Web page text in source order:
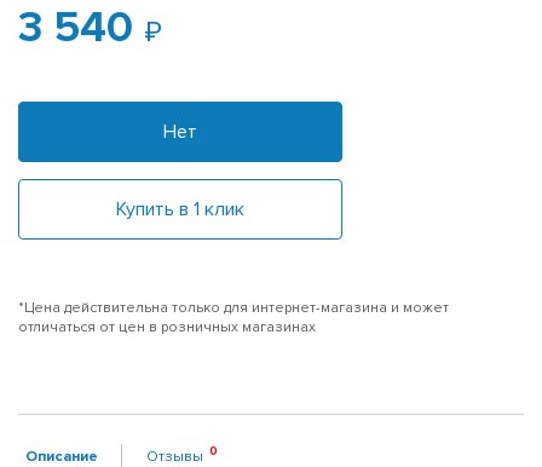
3 540
Нет
Купить в 1 клик
*Цена действительна только для интернет-магазина и может
отличаться от цен в розничных магазинах
Описание Отзывы